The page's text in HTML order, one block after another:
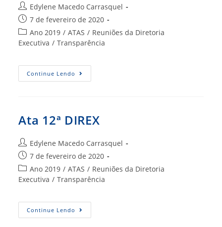
Autor
do
post:
Edylene Macedo Carrasquel
Post
publicado:
7 de fevereiro de 2020
Categoria
do
Ano 2019 / ATAS / Reuniões da Diretoria
Executiva / Transparência
Continue Lendo Ata
13ª
Ata 12ª DIREX
Autor
do
post:
Edylene Macedo Carrasquel
Post
publicado:
7 de fevereiro de 2020
Categoria
do
Ano 2019 / ATAS / Reuniões da Diretoria
Executiva / Transparência
Continue Lendo Ata
12ª